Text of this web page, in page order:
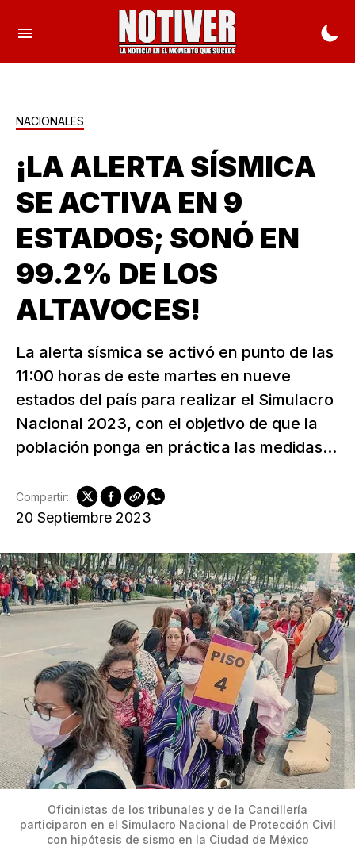
NACIONALES
¡LA ALERTA SÍSMICA
SE ACTIVA EN 9
ESTADOS; SONÓ EN
99.2% DE LOS
ALTAVOCES!
La alerta sísmica se activó en punto de las
11:00 horas de este martes en nueve
estados del país para realizar el Simulacro
Nacional 2023, con el objetivo de que la
población ponga en práctica las medidas...
20 Septiembre 2023
Compartir:
Oficinistas de los tribunales y de la Cancillería
participaron en el Simulacro Nacional de Protección Civil
con hipótesis de sismo en la Ciudad de México